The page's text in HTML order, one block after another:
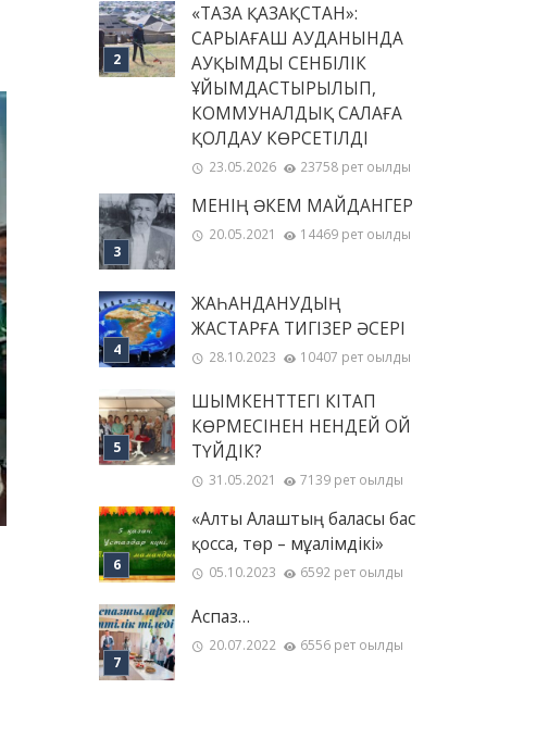
«ТАЗА ҚАЗАҚСТАН»:
САРЫАҒАШ АУДАНЫНДА
АУҚЫМДЫ СЕНБІЛІК
ҰЙЫМДАСТЫРЫЛЫП,
КОММУНАЛДЫҚ САЛАҒА
ҚОЛДАУ КӨРСЕТІЛДІ
23.05.2026 23758 рет оқылды
МЕНІҢ ƏКЕМ МАЙДАНГЕР
20.05.2021 14469 рет оқылды
ЖАҺАНДАНУДЫҢ
ЖАСТАРҒА ТИГІЗЕР ӘСЕРІ
28.10.2023 10407 рет оқылды
ШЫМКЕНТТЕГІ КІТАП
КӨРМЕСІНЕН НЕНДЕЙ ОЙ
ТҮЙДІК?
31.05.2021 7139 рет оқылды
«Алты Алаштың баласы бас
қосса, төр – мұғалімдікі»
05.10.2023 6592 рет оқылды
Аспаз…
20.07.2022 6556 рет оқылды